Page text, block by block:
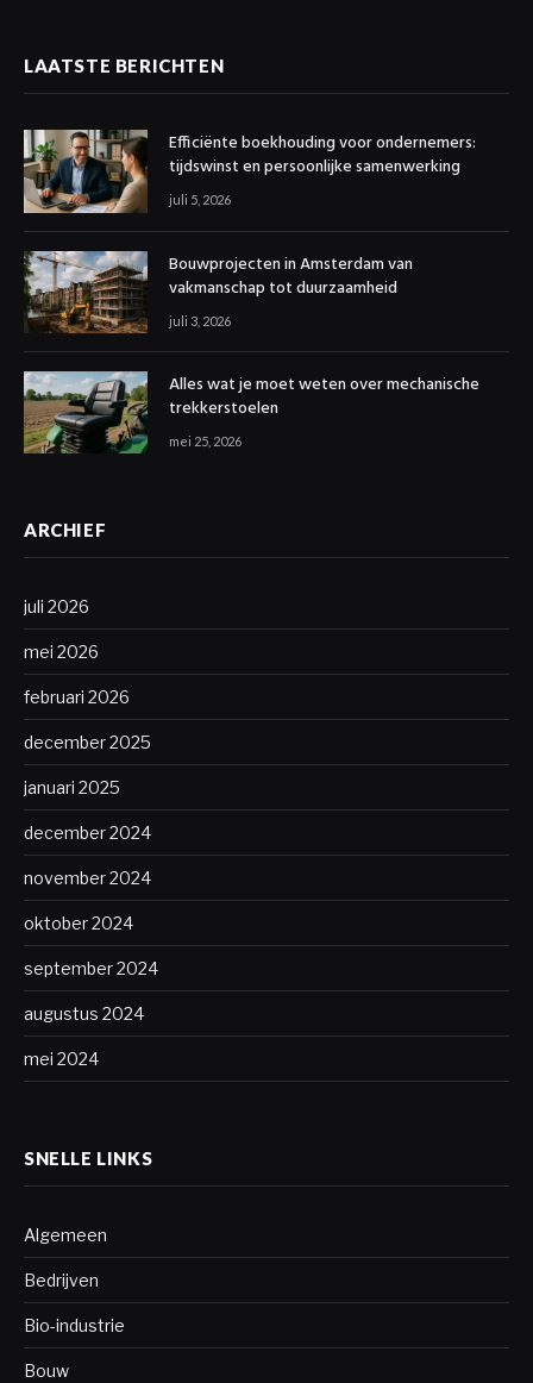
LAATSTE BERICHTEN
Efficiënte boekhouding voor ondernemers:
tijdswinst en persoonlijke samenwerking
juli 5, 2026
Bouwprojecten in Amsterdam van
vakmanschap tot duurzaamheid
juli 3, 2026
Alles wat je moet weten over mechanische
trekkerstoelen
mei 25, 2026
ARCHIEF
juli 2026
mei 2026
februari 2026
december 2025
januari 2025
december 2024
november 2024
oktober 2024
september 2024
augustus 2024
mei 2024
SNELLE LINKS
Algemeen
Bedrijven
Bio-industrie
Bouw